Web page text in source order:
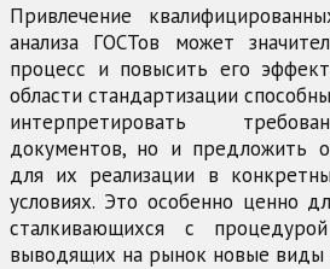
Привлечение
анализа ГОСТов может
процесс и повысить его
области стандартизации
интерпретировать
документов, но и предложить
для их реализации в
условиях. Это особенно ценно
сталкивающихся с
выводящих на рынок новые виды